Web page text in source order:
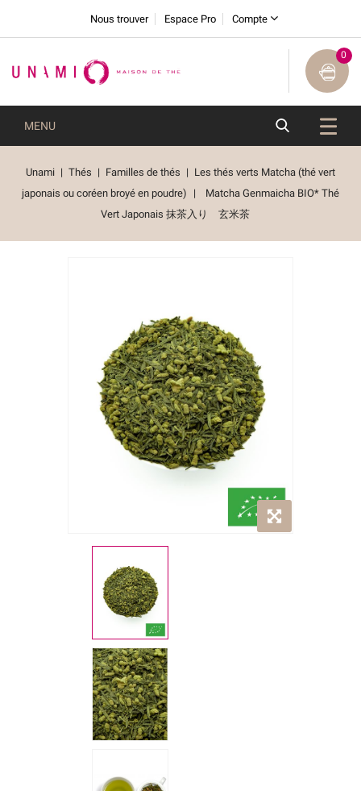
Nous trouver Espace Pro Compte
0
MENU
Unami Thés Familles de thés
Les thés verts Matcha (thé vert
japonais ou coréen broyé en poudre)
Matcha Genmaicha BIO* Thé
Vert Japonais 抹茶入り 玄米茶